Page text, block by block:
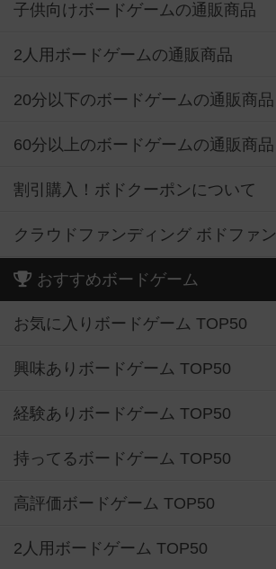
子供向けボードゲームの通販商品
2人用ボードゲームの通販商品
20分以下のボードゲームの通販商品
60分以上のボードゲームの通販商品
割引購入！ボドクーポンについて
クラウドファンディング ボドファン
おすすめボードゲーム
お気に入りボードゲーム TOP50
興味ありボードゲーム TOP50
経験ありボードゲーム TOP50
持ってるボードゲーム TOP50
高評価ボードゲーム TOP50
2人用ボードゲーム TOP50